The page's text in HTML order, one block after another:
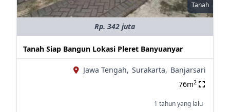
Tanah
Rp. 342 juta
Tanah Siap Bangun Lokasi Pleret Banyuanyar
Jawa Tengah, Surakarta, Banjarsari
76m2
1 tahun yang lalu